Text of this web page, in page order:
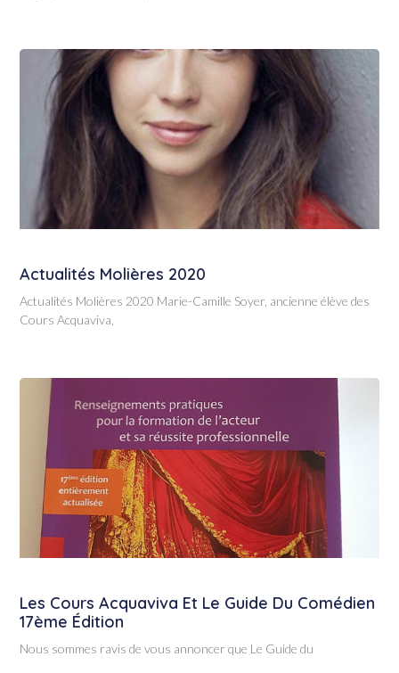
Actualités Molières 2020
Actualités Molières 2020 Marie-Camille Soyer, ancienne élève des
Cours Acquaviva,
Les Cours Acquaviva Et Le Guide Du Comédien
17ème Édition
Nous sommes ravis de vous annoncer que Le Guide du